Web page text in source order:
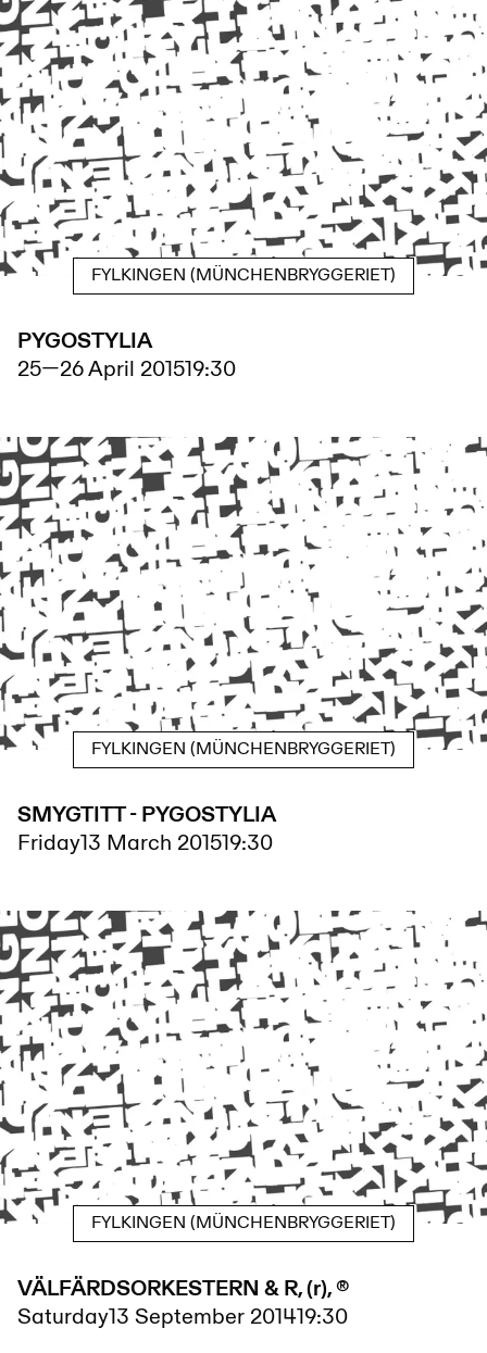
FYLKINGEN (MÜNCHENBRYGGERIET)
PYGOSTYLIA
25—26 April 201519:30
FYLKINGEN (MÜNCHENBRYGGERIET)
SMYGTITT - PYGOSTYLIA
Friday13 March 201519:30
FYLKINGEN (MÜNCHENBRYGGERIET)
VÄLFÄRDSORKESTERN & R, (r), ®
Saturday13 September 201419:30